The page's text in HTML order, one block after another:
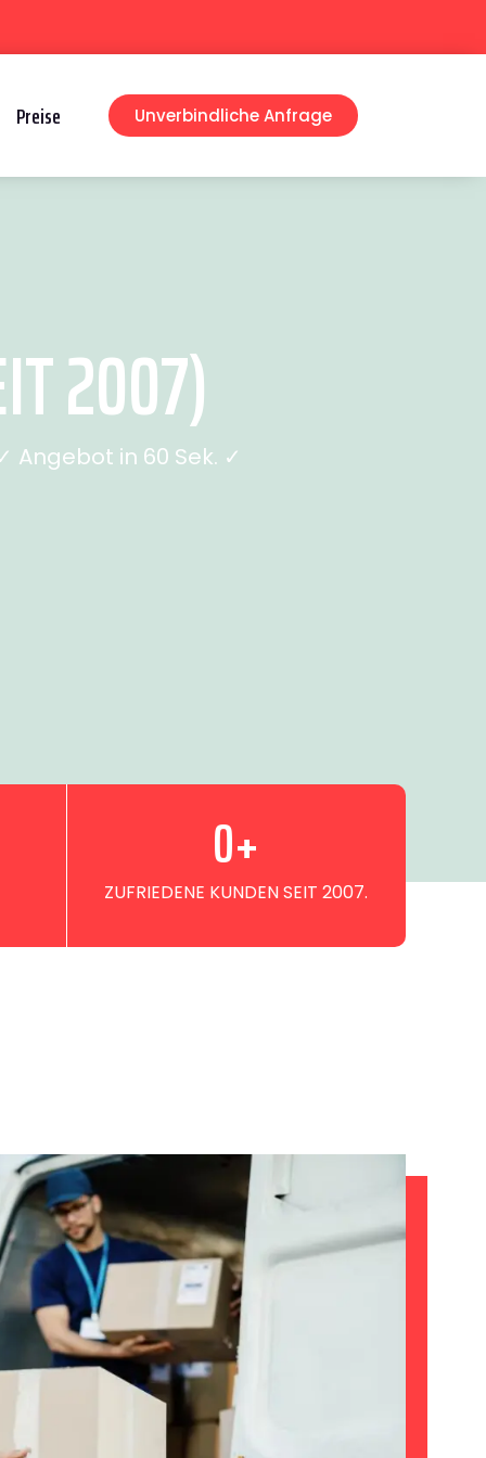
Preise Unverbindliche Anfrage
2007)
Angebot in 60 Sek. ✓
ZUFRIEDENE KUNDEN SEIT 2007.
0+